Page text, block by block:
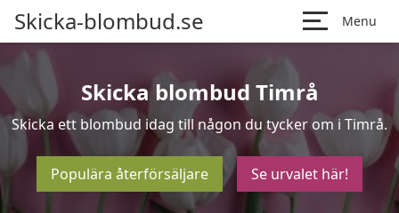
Skicka-blombud.se Menu
Skicka blombud Timrå
Skicka ett blombud idag till någon du tycker om i Timrå.
Populära återförsäljare Se urvalet här!